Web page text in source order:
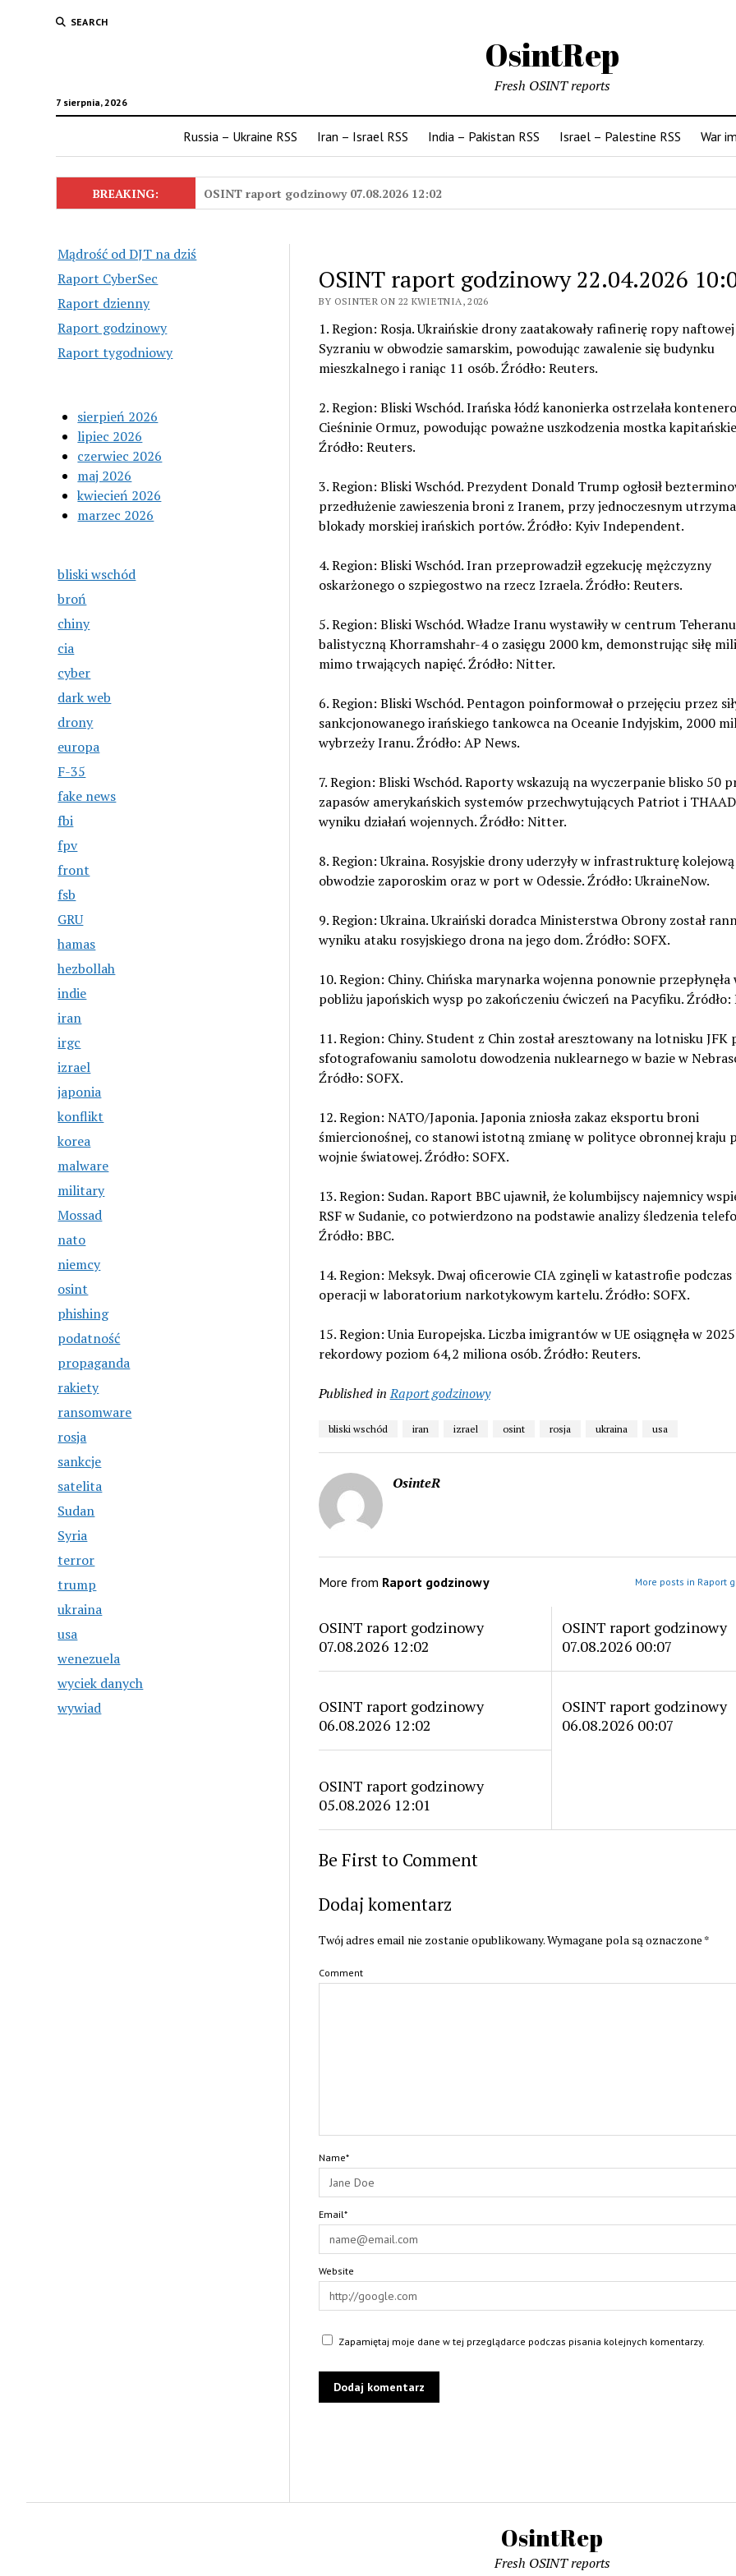
SEARCH
OsintRep
7 sierpnia, 2026
Fresh OSINT reports
Russia – Ukraine RSS Iran – Israel RSS India – Pakistan RSS Israel – Palestine RSS War
BREAKING: OSINT raport godzinowy 07.08.2026 12:02
Mądrość od DJT na dziś
Raport CyberSec
Raport dzienny
Raport godzinowy
Raport tygodniowy
sierpień 2026
lipiec 2026
czerwiec 2026
maj 2026
kwiecień 2026
marzec 2026
bliski wschód
broń
chiny
cia
cyber
dark web
drony
europa
F-35
fake news
fbi
fpv
front
fsb
GRU
hamas
hezbollah
indie
iran
irgc
izrael
japonia
konflikt
korea
malware
military
Mossad
nato
niemcy
osint
phishing
podatność
propaganda
rakiety
ransomware
rosja
sankcje
satelita
Sudan
Syria
terror
trump
ukraina
usa
wenezuela
wyciek danych
wywiad
OSINT raport godzinowy 22.04.2026
BY OSINTER ON 22 KWIETNIA, 2026
1. Region: Rosja. Ukraińskie drony zaatakowały rafinerię ropy
Syzraniu w obwodzie samarskim, powodując zawalenie się budynku
mieszkalnego i raniąc 11 osób. Źródło: Reuters.
2. Region: Bliski Wschód. Irańska łódź kanonierka ostrzelała
Cieśninie Ormuz, powodując poważne uszkodzenia mostka
Źródło: Reuters.
3. Region: Bliski Wschód. Prezydent Donald Trump ogłosił
przedłużenie zawieszenia broni z Iranem, przy jednoczesnym
blokady morskiej irańskich portów. Źródło: Kyiv Independent.
4. Region: Bliski Wschód. Iran przeprowadził egzekucję mężczyzny
oskarżonego o szpiegostwo na rzecz Izraela. Źródło: Reuters.
5. Region: Bliski Wschód. Władze Iranu wystawiły w centrum
balistyczną Khorramshahr-4 o zasięgu 2000 km, demonstrując siłę
mimo trwających napięć. Źródło: Nitter.
6. Region: Bliski Wschód. Pentagon poinformował o przejęciu przez
sankcjonowanego irańskiego tankowca na Oceanie Indyjskim, 2000
wybrzeży Iranu. Źródło: AP News.
7. Region: Bliski Wschód. Raporty wskazują na wyczerpanie blisko 50
zapasów amerykańskich systemów przechwytujących Patriot i
wyniku działań wojennych. Źródło: Nitter.
8. Region: Ukraina. Rosyjskie drony uderzyły w infrastrukturę
obwodzie zaporoskim oraz w port w Odessie. Źródło: UkraineNow.
9. Region: Ukraina. Ukraiński doradca Ministerstwa Obrony został
wyniku ataku rosyjskiego drona na jego dom. Źródło: SOFX.
10. Region: Chiny. Chińska marynarka wojenna ponownie przepłynęła
pobliżu japońskich wysp po zakończeniu ćwiczeń na Pacyfiku. Źródło:
11. Region: Chiny. Student z Chin został aresztowany na lotnisku JFK
sfotografowaniu samolotu dowodzenia nuklearnego w bazie w
Źródło: SOFX.
12. Region: NATO/Japonia. Japonia zniosła zakaz eksportu broni
śmiercionośnej, co stanowi istotną zmianę w polityce obronnej kraju
wojnie światowej. Źródło: SOFX.
13. Region: Sudan. Raport BBC ujawnił, że kolumbijscy najemnicy
RSF w Sudanie, co potwierdzono na podstawie analizy śledzenia
Źródło: BBC.
14. Region: Meksyk. Dwaj oficerowie CIA zginęli w katastrofie
operacji w laboratorium narkotykowym kartelu. Źródło: SOFX.
15. Region: Unia Europejska. Liczba imigrantów w UE osiągnęła w
rekordowy poziom 64,2 miliona osób. Źródło: Reuters.
Published in Raport godzinowy
bliski wschód iran izrael osint rosja ukraina usa
OsinteR
More from Raport godzinowy More posts in Raport
OSINT raport godzinowy
07.08.2026 12:02
OSINT raport godzinowy
07.08.2026 00:07
OSINT raport godzinowy
06.08.2026 12:02
OSINT raport godzinowy
06.08.2026 00:07
OSINT raport godzinowy
05.08.2026 12:01
Be First to Comment
Dodaj komentarz
Twój adres email nie zostanie opublikowany.Wymagane pola są oznaczone *
Comment
Name*
Email*
Website
Zapamiętaj moje dane w tej przeglądarce podczas pisania kolejnych komentarzy.
OsintRep
Fresh OSINT reports